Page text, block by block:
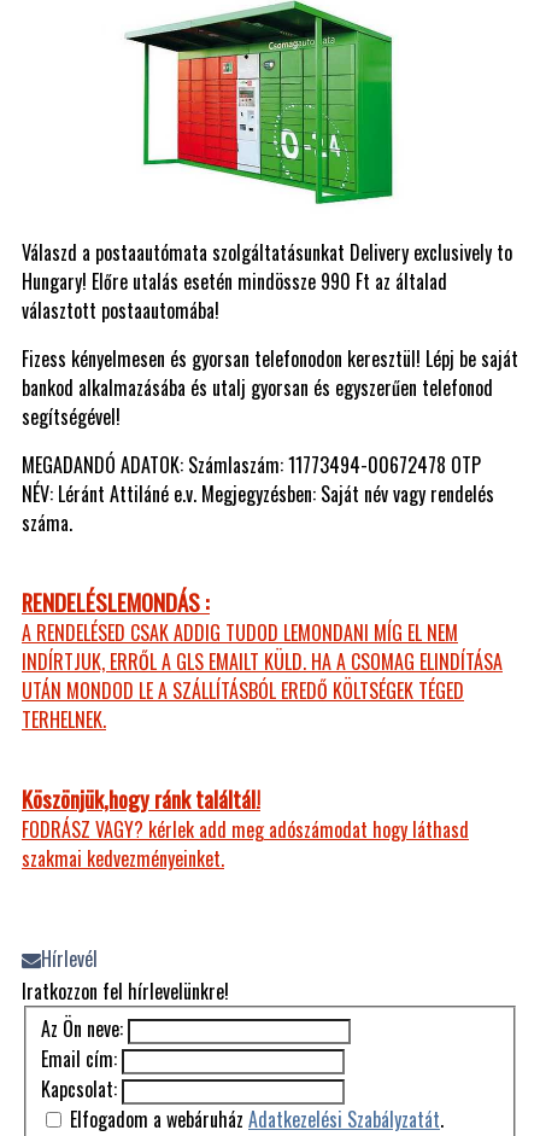
Válaszd a postaautómata szolgáltatásunkat Delivery exclusively to
Hungary! Előre utalás esetén mindössze 990 Ft az általad
választott postaautomába!
Fizess kényelmesen és gyorsan telefonodon keresztül! Lépj be saját
bankod alkalmazásába és utalj gyorsan és egyszerűen telefonod
segítségével!
MEGADANDÓ ADATOK: Számlaszám: 11773494-00672478 OTP
NÉV: Léránt Attiláné e.v. Megjegyzésben: Saját név vagy rendelés
száma.
RENDELÉSLEMONDÁS :
A RENDELÉSED CSAK ADDIG TUDOD LEMONDANI MÍG EL NEM
INDÍRTJUK, ERRŐL A GLS EMAILT KÜLD. HA A CSOMAG ELINDÍTÁSA
UTÁN MONDOD LE A SZÁLLÍTÁSBÓL EREDŐ KÖLTSÉGEK TÉGED
TERHELNEK.
Köszönjük,hogy ránk találtál!
FODRÁSZ VAGY? kérlek add meg adószámodat hogy láthasd
szakmai kedvezményeinket.
Hírlevél
Iratkozzon fel hírlevelünkre!
Az Ön neve:
Email cím:
Kapcsolat:
Elfogadom a webáruház Adatkezelési Szabályzatát.